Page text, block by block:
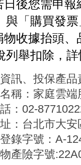
日後您需申
與「購買發
物收據抬頭
列舉扣除，
資訊、投保產
稱：家庭雲
：02-
：台北市大
錄字號：A-
產險字號